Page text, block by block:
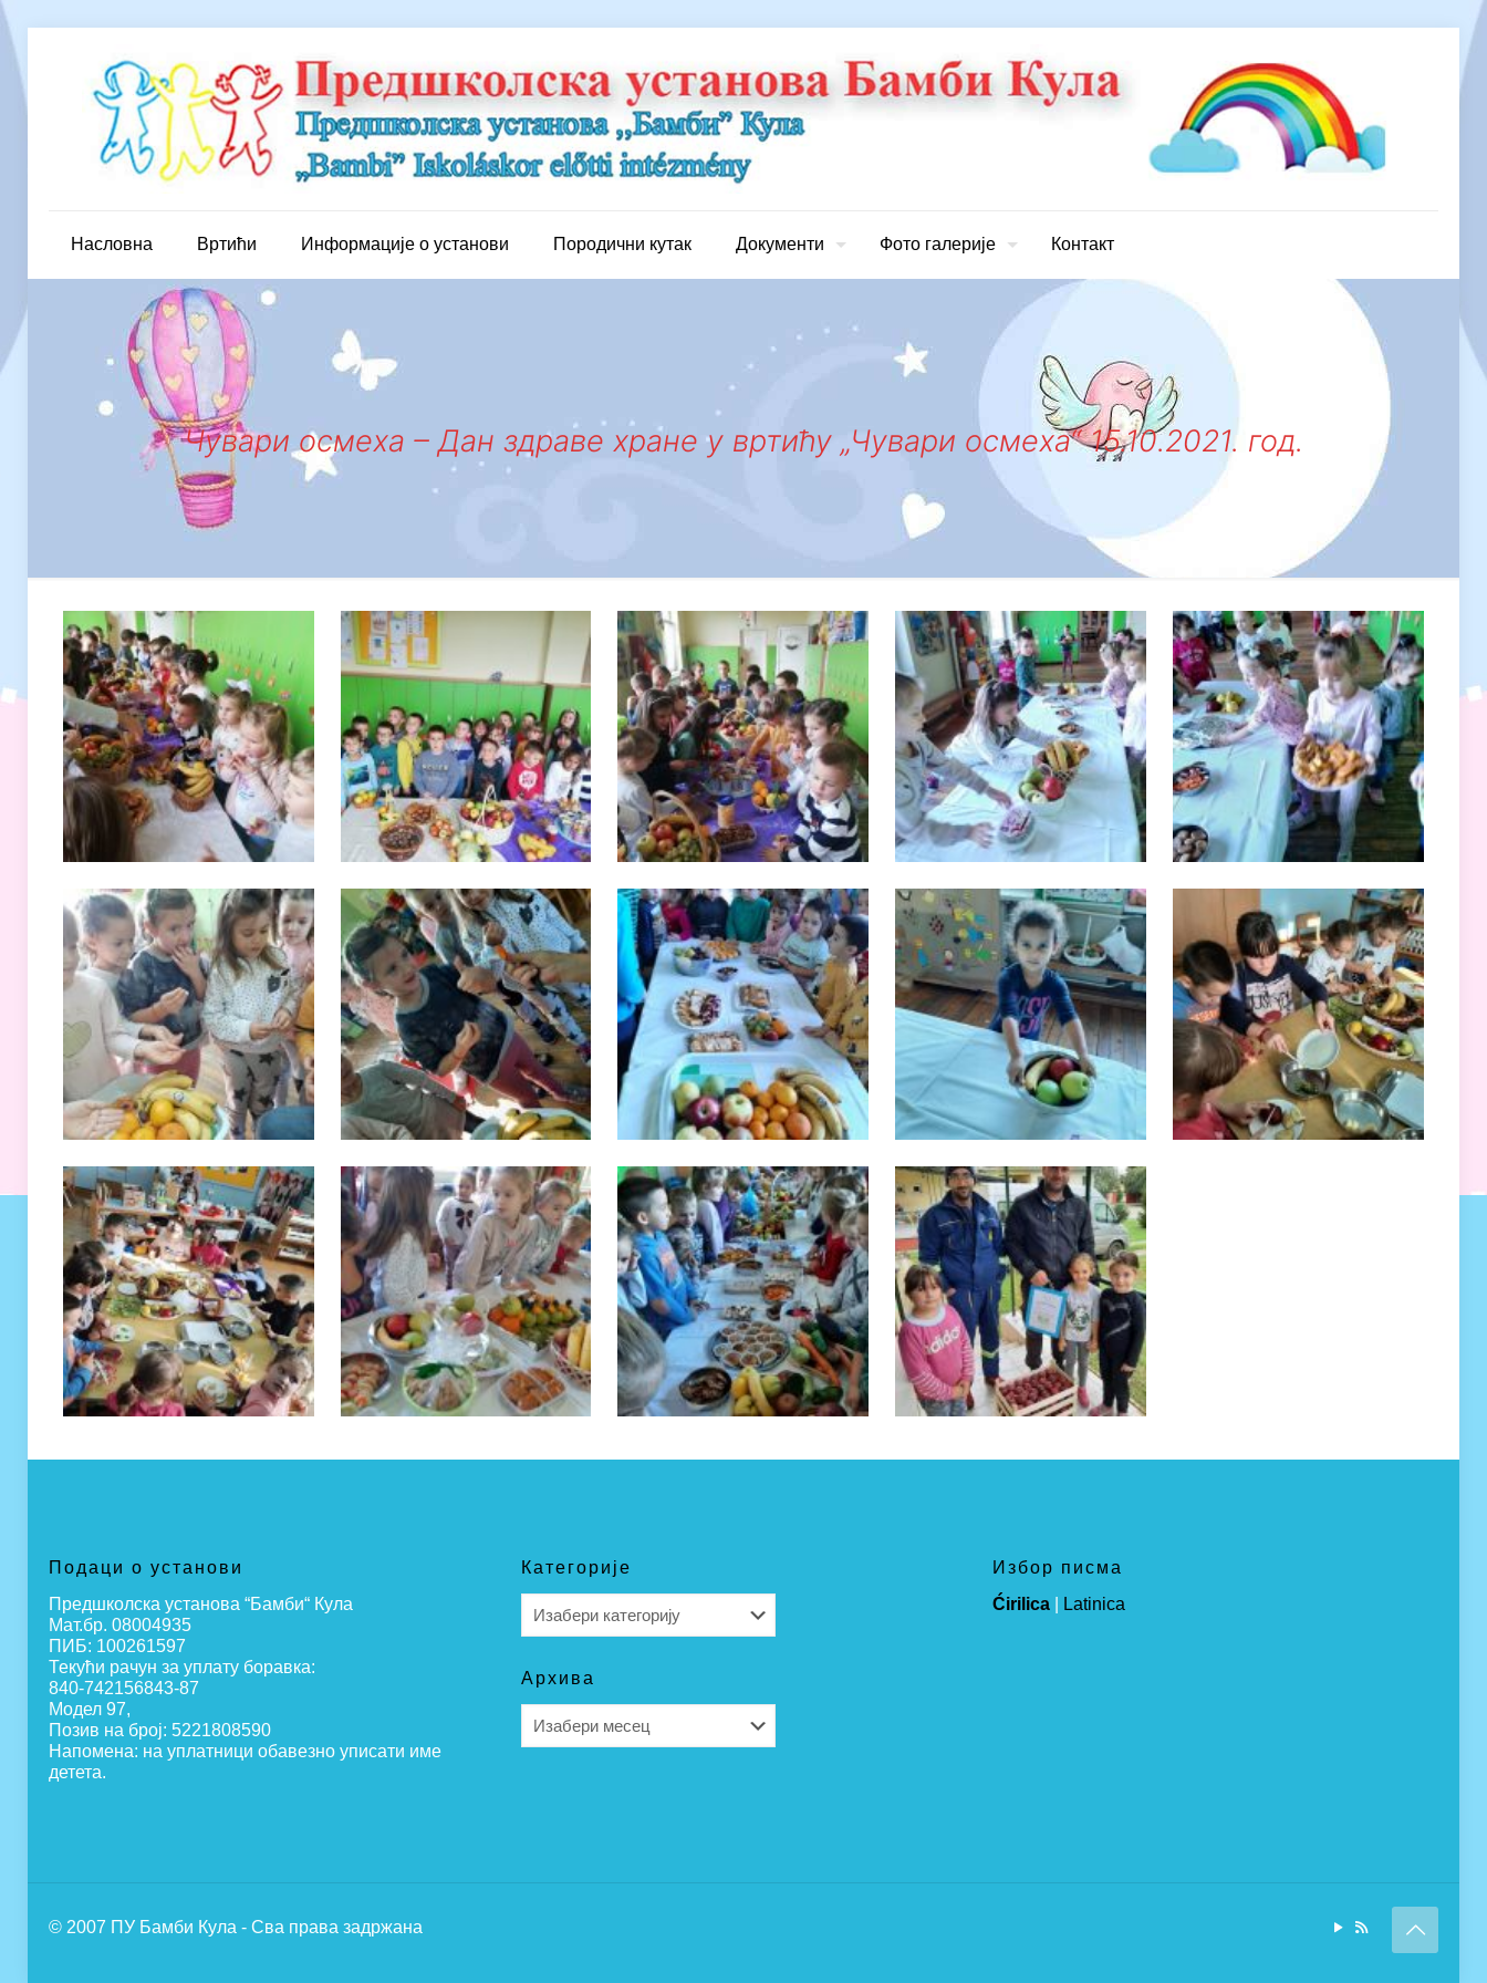
Насловна Вртићи Информације о установи Породични кутак Документи Фото галерије Контакт
Чувари осмеха – Дан здраве хране у вртићу „Чувари осмеха“ 15.10.2021. год.
Подаци о установи
Предшколска установа “Бамби“ Кула
Мат.бр. 08004935
ПИБ: 100261597
Текући рачун за уплату боравка:
840-742156843-87
Модел 97,
Позив на број: 5221808590
Напомена: на уплатници обавезно уписати име
детета.
Категорије
Архива
Избор писма
Ćirilica
Latinica
© 2007 ПУ Бамби Кула - Сва права задржана